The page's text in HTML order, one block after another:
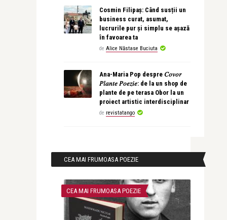
Cosmin Filipaș: Când susții un
business curat, asumat,
lucrurile pur și simplu se așază
în favoarea ta
de Alice Năstase Buciuta
Ana-Maria Pop despre 𝐶𝑜𝑣𝑜𝑟
𝑃𝑙𝑎𝑛𝑡𝑒 𝑃𝑜𝑒𝑧𝑖𝑒: de la un shop de
plante de pe terasa Obor la un
proiect artistic interdisciplinar
de revistatango
CEA MAI FRUMOASA POEZIE
CEA MAI FRUMOASA POEZIE